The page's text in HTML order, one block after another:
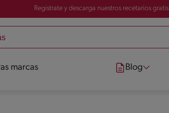
Registrate y descarga nuestros recetarios gratis
marcas Blog